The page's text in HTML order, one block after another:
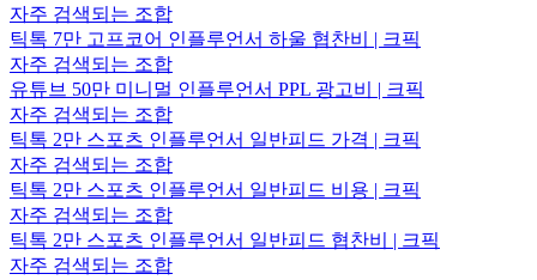
자주 검색되는 조합
틱톡 7만 고프코어 인플루언서 하울 협찬비 | 크픽
자주 검색되는 조합
유튜브 50만 미니멀 인플루언서 PPL 광고비 | 크픽
자주 검색되는 조합
틱톡 2만 스포츠 인플루언서 일반피드 가격 | 크픽
자주 검색되는 조합
틱톡 2만 스포츠 인플루언서 일반피드 비용 | 크픽
자주 검색되는 조합
틱톡 2만 스포츠 인플루언서 일반피드 협찬비 | 크픽
자주 검색되는 조합